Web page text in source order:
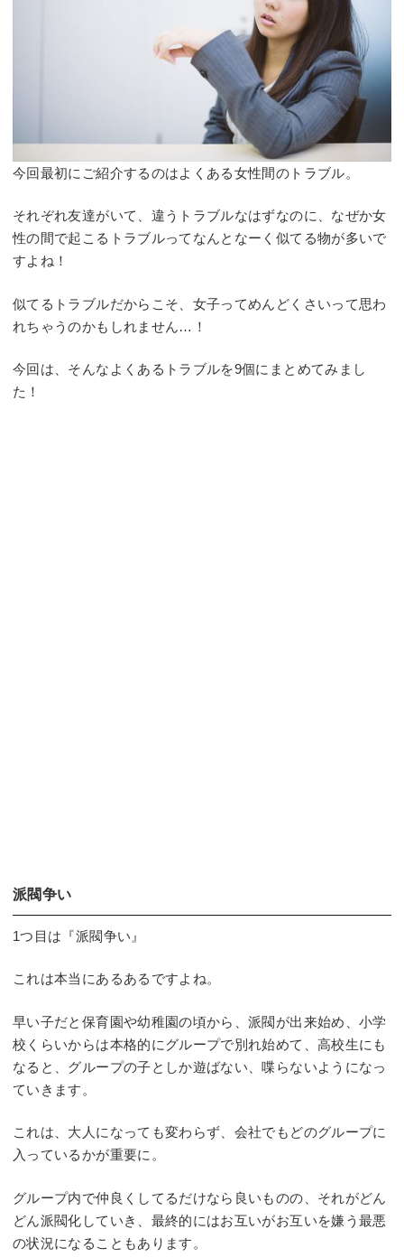
今回最初にご紹介するのはよくある女性間のトラブル。
それぞれ友達がいて、違うトラブルなはずなのに、なぜか女
性の間で起こるトラブルってなんとなーく似てる物が多いで
すよね！
似てるトラブルだからこそ、女子ってめんどくさいって思わ
れちゃうのかもしれません…！
今回は、そんなよくあるトラブルを9個にまとめてみまし
た！
派閥争い
1つ目は『派閥争い』
これは本当にあるあるですよね。
早い子だと保育園や幼稚園の頃から、派閥が出来始め、小学
校くらいからは本格的にグループで別れ始めて、高校生にも
なると、グループの子としか遊ばない、喋らないようになっ
ていきます。
これは、大人になっても変わらず、会社でもどのグループに
入っているかが重要に。
グループ内で仲良くしてるだけなら良いものの、それがどん
どん派閥化していき、最終的にはお互いがお互いを嫌う最悪
の状況になることもあります。